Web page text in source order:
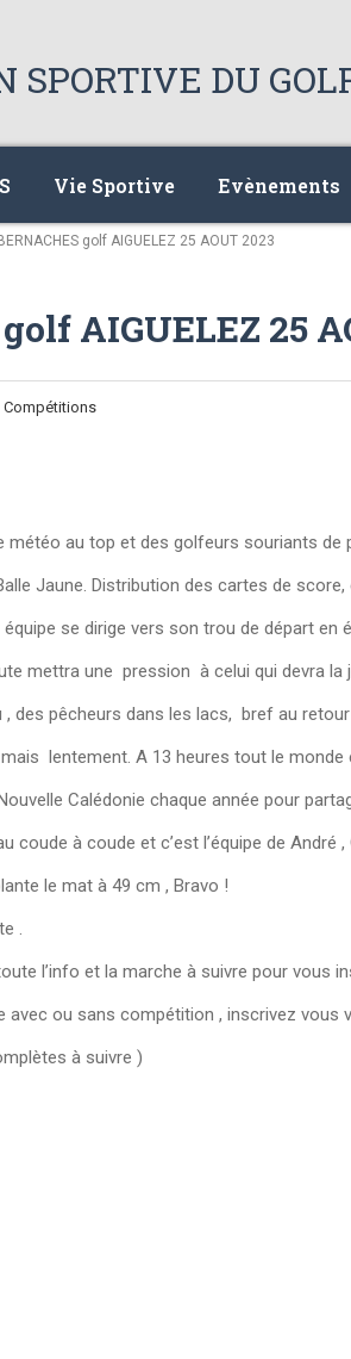
Vie Sportive Evènements
golf AIGUELEZ 25 AOUT 2023
AIGUELEZ 25
Compétitions
au top et des golfeurs souriants de
Jaune. Distribution des cartes de score,
se dirige vers son trou de départ
mettra une pression à celui qui devra la
des pêcheurs dans les lacs, bref au
lentement. A 13 heures tout le
Calédonie chaque année pour
à coude et c’est l’équipe de André
le mat à 49 cm , Bravo !
.
l’info et la marche à suivre pour vous
ou sans compétition , inscrivez vous
à suivre )